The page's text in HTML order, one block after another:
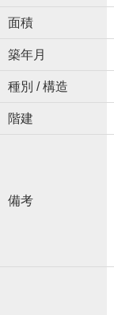
面積
築年月
種別 / 構造
階建
備考